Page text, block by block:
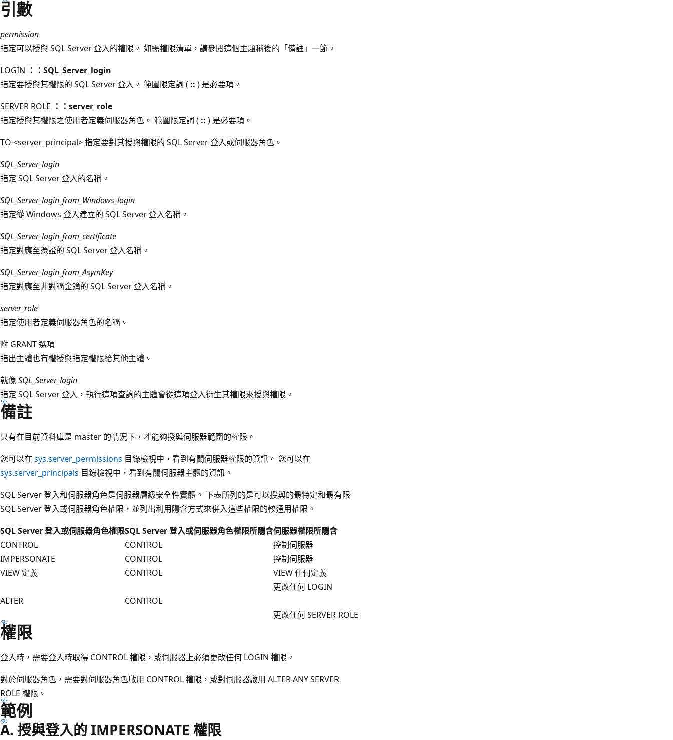
引數
permission
指定可以授與 SQL Server 登入的權限。 如需權限清單，請參閱這個主題稍後的「備註」一節。
LOGIN ：：SQL_Server_login
指定要授與其權限的 SQL Server 登入。 範圍限定詞 ( :: ) 是必要項。
SERVER ROLE ：：server_role
指定授與其權限之使用者定義伺服器角色。 範圍限定詞 ( :: ) 是必要項。
TO <server_principal> 指定要對其授與權限的 SQL Server 登入或伺服器角色。
SQL_Server_login
指定 SQL Server 登入的名稱。
SQL_Server_login_from_Windows_login
指定從 Windows 登入建立的 SQL Server 登入名稱。
SQL_Server_login_from_certificate
指定對應至憑證的 SQL Server 登入名稱。
SQL_Server_login_from_AsymKey
指定對應至非對稱金鑰的 SQL Server 登入名稱。
server_role
指定使用者定義伺服器角色的名稱。
附 GRANT 選項
指出主體也有權授與指定權限給其他主體。
就像SQL_Server_login
指定 SQL Server 登入，執行這項查詢的主體會從這項登入衍生其權限來授與權限。
備註
只有在目前資料庫是 master 的情況下，才能夠授與伺服器範圍的權限。
您可以在 sys.server_permissions 目錄檢視中，看到有關伺服器權限的資訊。 您可以在
sys.server_principals 目錄檢視中，看到有關伺服器主體的資訊。
SQL Server 登入和伺服器角色是伺服器層級安全性實體。 下表所列的是可以授與的最特定和最有限
SQL Server 登入或伺服器角色權限，並列出利用隱含方式來併入這些權限的較通用權限。
SQL Server 登入或伺服器角色權限SQL Server 登入或伺服器角色權限所隱含伺服器權限所隱含
CONTROL
CONTROL
控制伺服器
IMPERSONATE
CONTROL
控制伺服器
VIEW 定義
CONTROL VIEW 任何定義
ALTER CONTROL
更改任何 LOGIN
更改任何 SERVER ROLE
權限
登入時，需要登入時取得 CONTROL 權限，或伺服器上必須更改任何 LOGIN 權限。
對於伺服器角色，需要對伺服器角色啟用 CONTROL 權限，或對伺服器啟用 ALTER ANY SERVER
ROLE 權限。
範例
A. 授與登入的 IMPERSONATE 權限